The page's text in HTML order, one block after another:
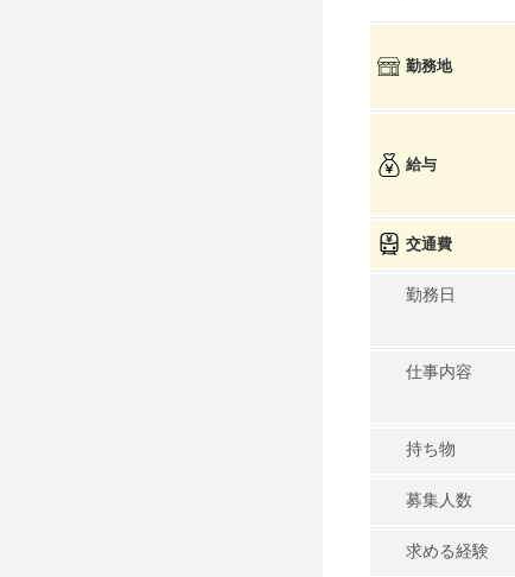
勤務地
給与
交通費
勤務日
仕事内容
持ち物
募集人数
求める経験